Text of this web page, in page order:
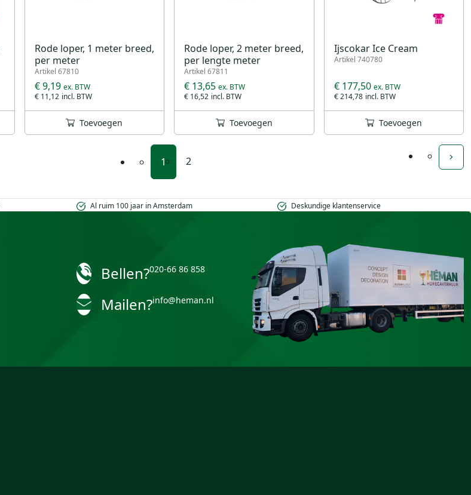
Rode loper, 1 meter breed,
per meter
Artikel 67810
€ 11,12
€ 9,19
Toevoegen
Rode loper, 2 meter breed,
per lengte meter
Artikel 67811
€ 16,52
€ 13,65
Toevoegen
Ijscokar Ice Cream
Artikel 740780
€ 214,78
€ 177,50
Toevoegen
1 2
Al ruim 100 jaar in Amsterdam Deskundige klantenservice
Bellen?020-66 86 858
Mailen?info@heman.nl